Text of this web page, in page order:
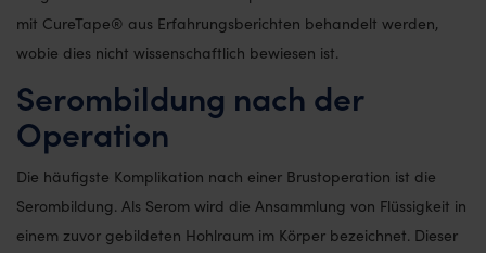
mit CureTape® aus Erfahrungsberichten behandelt werden,
wobie dies nicht wissenschaftlich bewiesen ist.
Serombildung nach der
Operation
Die häufigste Komplikation nach einer Brustoperation ist die
Serombildung. Als Serom wird die Ansammlung von Flüssigkeit in
einem zuvor gebildeten Hohlraum im Körper bezeichnet. Dieser